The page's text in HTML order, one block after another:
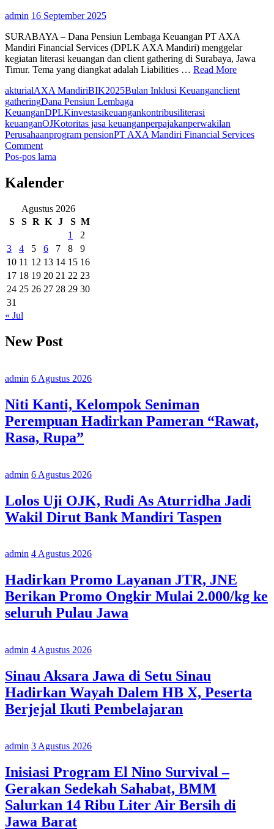
admin 16 September 2025
SURABAYA – Dana Pensiun Lembaga Keuangan PT AXA
Mandiri Financial Services (DPLK AXA Mandiri) menggelar
kegiatan literasi keuangan dan client gathering di Surabaya, Jawa
Timur. Tema yang diangkat adalah Liabilities … Read More
akturialAXA MandiriBIK2025Bulan Inklusi Keuanganclient
gatheringDana Pensiun Lembaga
KeuanganDPLKinvestasikeuangankontribusiliterasi
keuanganOJKotoritas jasa keuanganperpajakanperwakilan
Perusahaanprogram pensionPT AXA Mandiri Financial Services
Commenton
AXA
Ajak
Pemberi
untuk
Mempersiapkan
Rencana
Pensiun
Karyawan
Sejak
Dini
Navigasi
pos
Pos-pos lama
Kalender
Agustus 2026
S
S R K J S M
1
2
3
4 5 6 7 8
9
10 11 12 13 14 15 16
17 18 19 20 21 22 23
24 25 26 27 28 29 30
31
« Jul
New Post
admin 6 Agustus 2026
Niti Kanti, Kelompok Seniman
Perempuan Hadirkan Pameran “Rawat,
Rasa, Rupa”
admin 6 Agustus 2026
Lolos Uji OJK, Rudi As Aturridha Jadi
Wakil Dirut Bank Mandiri Taspen
admin 4 Agustus 2026
Hadirkan Promo Layanan JTR, JNE
Berikan Promo Ongkir Mulai 2.000/kg ke
seluruh Pulau Jawa
admin 4 Agustus 2026
Sinau Aksara Jawa di Setu Sinau
Hadirkan Wayah Dalem HB X, Peserta
Berjejal Ikuti Pembelajaran
admin 3 Agustus 2026
Inisiasi Program El Nino Survival –
Gerakan Sedekah Sahabat, BMM
Salurkan 14 Ribu Liter Air Bersih di
Jawa Barat